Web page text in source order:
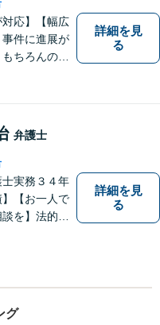
対応】【幅広
件に進展が
ちろんのこ
ります。ご
丁寧にお聞
者様に寄り
しておりま
詳細を見
る
弁護士
士実務３４年
【お一人で
を】法的ト
す。
詳細を見
る
グ